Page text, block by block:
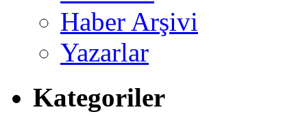
Haber Arşivi
Yazarlar
Kategoriler